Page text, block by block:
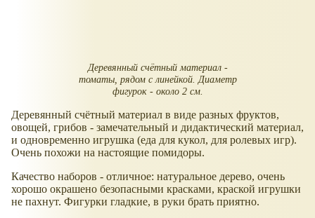
Деревянный счётный материал -
томаты, рядом с линейкой. Диаметр
фигурок - около 2 см.
Деревянный счётный материал в виде разных фруктов,
овощей, грибов - замечательный и дидактический материал,
и одновременно игрушка (еда для кукол, для ролевых игр).
Очень похожи на настоящие помидоры.
Качество наборов - отличное: натуральное дерево, очень
хорошо окрашено безопасными красками, краской игрушки
не пахнут. Фигурки гладкие, в руки брать приятно.